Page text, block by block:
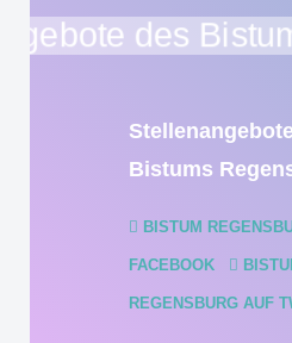
Bistums
BISTUM
FACEBOOK
REGENSBURG AUF